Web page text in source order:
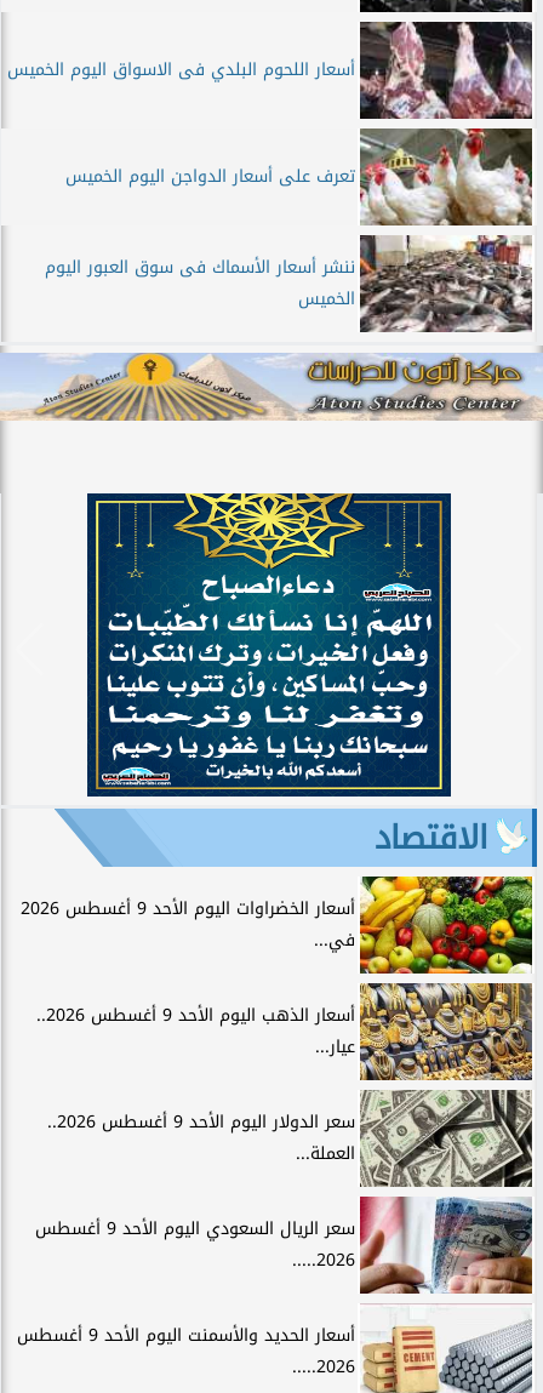
أسعار اللحوم البلدي فى الاسواق اليوم الخميس
تعرف على أسعار الدواجن اليوم الخميس
ننشر أسعار الأسماك فى سوق العبور اليوم
الخميس
الاقتصاد
أسعار الخضراوات اليوم الأحد 9 أغسطس 2026
في...
أسعار الذهب اليوم الأحد 9 أغسطس 2026..
عيار...
سعر الدولار اليوم الأحد 9 أغسطس 2026..
العملة...
سعر الريال السعودي اليوم الأحد 9 أغسطس
2026.....
أسعار الحديد والأسمنت اليوم الأحد 9 أغسطس
2026.....